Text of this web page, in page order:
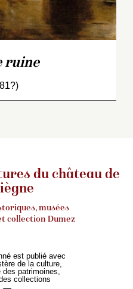
ruine
du château de
musées
collection Dumez
est publié avec
de la culture,
patrimoines,
collections